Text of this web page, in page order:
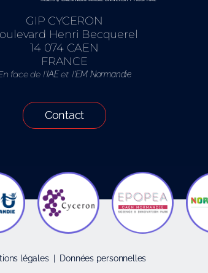
GIP CYCERON
Henri Becquerel
14 074 CAEN
FRANCE
face de l’IAEet l’EM Normandie
Contact
légales| Données personnelles